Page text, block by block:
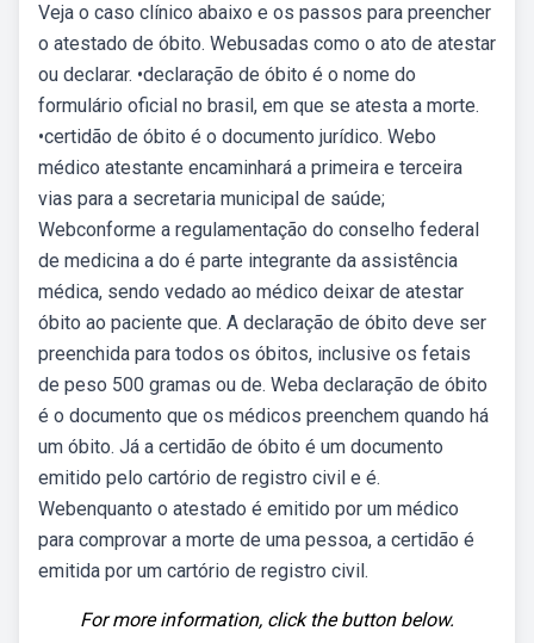
Veja o caso clínico abaixo e os passos para preencher
o atestado de óbito. Webusadas como o ato de atestar
ou declarar. •declaração de óbito é o nome do
formulário oficial no brasil, em que se atesta a morte.
•certidão de óbito é o documento jurídico. Webo
médico atestante encaminhará a primeira e terceira
vias para a secretaria municipal de saúde;
Webconforme a regulamentação do conselho federal
de medicina a do é parte integrante da assistência
médica, sendo vedado ao médico deixar de atestar
óbito ao paciente que. A declaração de óbito deve ser
preenchida para todos os óbitos, inclusive os fetais
de peso 500 gramas ou de. Weba declaração de óbito
é o documento que os médicos preenchem quando há
um óbito. Já a certidão de óbito é um documento
emitido pelo cartório de registro civil e é.
Webenquanto o atestado é emitido por um médico
para comprovar a morte de uma pessoa, a certidão é
emitida por um cartório de registro civil.
For more information, click the button below.